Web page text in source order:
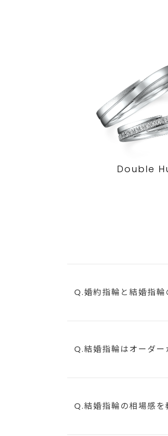
Double
Q.婚約指輪と結婚指輪
Q.結婚指輪はオーダ
Q.結婚指輪の相場感を